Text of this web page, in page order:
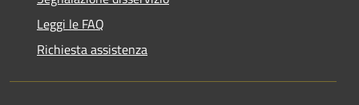
Leggi le FAQ
Richiesta assistenza